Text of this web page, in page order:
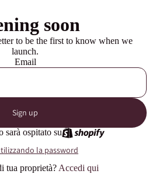
soon
to be the first to know when we
launch.
Email
Sign up
sarà ospitato su
la password
tua proprietà? Accedi qui